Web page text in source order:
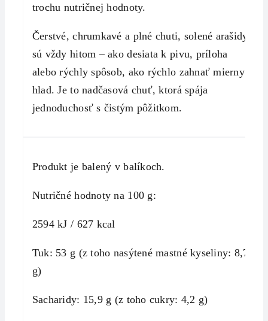
trochu nutričnej hodnoty.
Čerstvé, chrumkavé a plné chuti, solené arašidy
sú vždy hitom – ako desiata k pivu, príloha
alebo rýchly spôsob, ako rýchlo zahnať mierny
hlad. Je to nadčasová chuť, ktorá spája
jednoduchosť s čistým pôžitkom.
Produkt je balený v balíkoch.
Nutričné ​​hodnoty na 100 g:
2594 kJ / 627 kcal
Tuk: 53 g (z toho nasýtené mastné kyseliny: 8,7
g)
Sacharidy: 15,9 g (z toho cukry: 4,2 g)